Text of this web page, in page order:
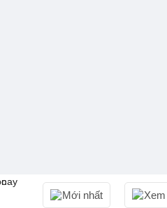
Mới nhất